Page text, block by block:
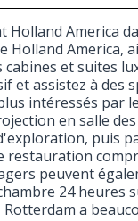
Holland America
Holland America,
cabines et suites
et assistez à des
intéressés par
en salle
puis
restauration
peuvent
24 heures
Rotterdam a